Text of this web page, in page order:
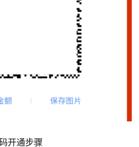
开通步骤